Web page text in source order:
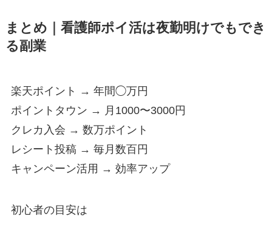
まとめ｜看護師ポイ活は夜勤明けでもでき
る副業
楽天ポイント → 年間◯万円
ポイントタウン → 月1000〜3000円
クレカ入会 → 数万ポイント
レシート投稿 → 毎月数百円
キャンペーン活用 → 効率アップ
初心者の目安は